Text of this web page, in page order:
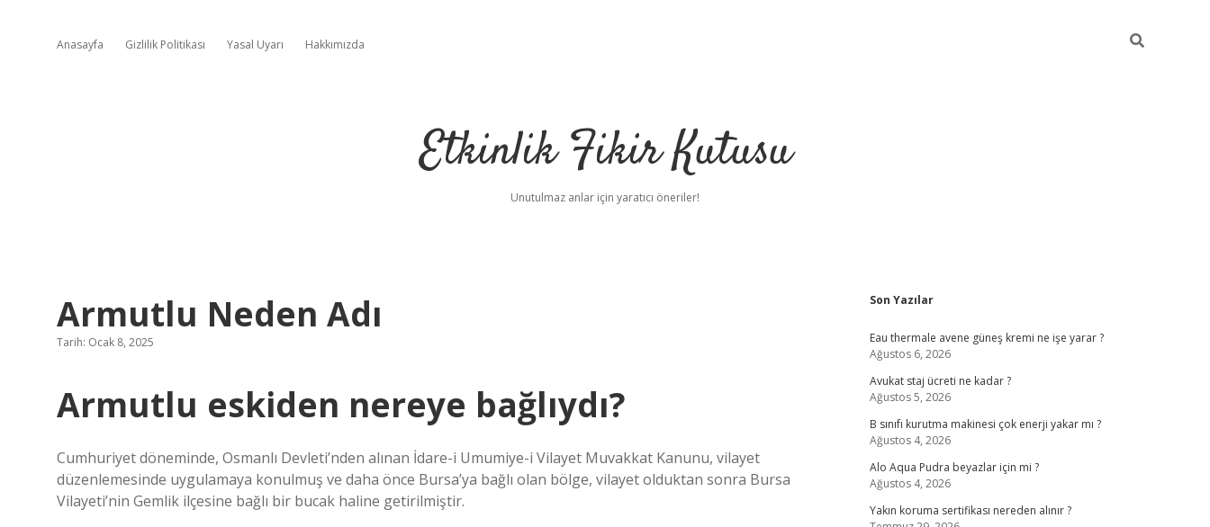
Anasayfa Gizlilik Politikası Yasal Uyarı Hakkımızda
Etkinlik Fikir Kutusu
Unutulmaz anlar için yaratıcı öneriler!
Armutlu Neden Adı
Tarih: Ocak 8, 2025
Armutlu eskiden nereye bağlıydı?
Cumhuriyet döneminde, Osmanlı Devleti’nden alınan İdare-i Umumiye-i Vilayet Muvakkat Kanunu, vilayet
düzenlemesinde uygulamaya konulmuş ve daha önce Bursa’ya bağlı olan bölge, vilayet olduktan sonra Bursa
Vilayeti’nin Gemlik ilçesine bağlı bir bucak haline getirilmiştir.
Sidebar
Son Yazılar
Eau thermale avene güneş kremi ne işe yarar ?
Ağustos 6, 2026
Avukat staj ücreti ne kadar ?
Ağustos 5, 2026
B sınıfı kurutma makinesi çok enerji yakar mı ?
Ağustos 4, 2026
Alo Aqua Pudra beyazlar için mi ?
Ağustos 4, 2026
Yakın koruma sertifikası nereden alınır ?